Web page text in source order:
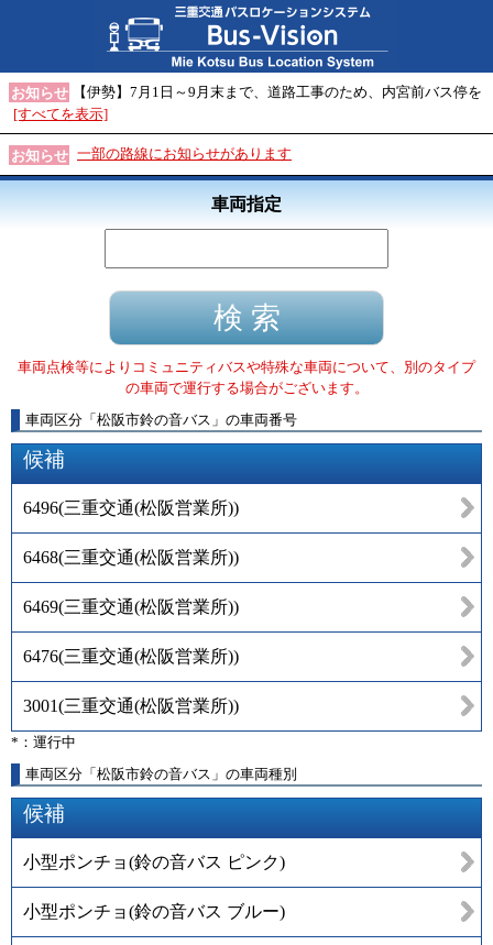
お知らせ
【伊勢】7月1日～9月末まで、道路工事のため、内宮前バス停を
[すべてを表示]
お知らせ 一部の路線にお知らせがあります
車両指定
車両点検等によりコミュニティバスや特殊な車両について、別のタイプ
の車両で運行する場合がございます。
車両区分 「 松阪市鈴の音バス 」 の車両番号
候補
6496(三重交通(松阪営業所))
6468(三重交通(松阪営業所))
6469(三重交通(松阪営業所))
6476(三重交通(松阪営業所))
3001(三重交通(松阪営業所))
*：運行中
車両区分「松阪市鈴の音バス」の車両種別
候補
小型ポンチョ(鈴の音バス ピンク)
小型ポンチョ(鈴の音バス ブルー)